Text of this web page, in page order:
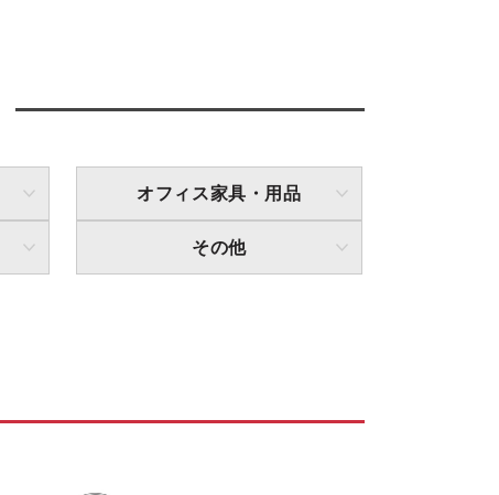
オフィス家具・用品
その他